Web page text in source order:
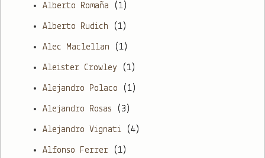
Alberto Romaña (1)
Alberto Rudich (1)
Alec Maclellan (1)
Aleister Crowley (1)
Alejandro Polaco (1)
Alejandro Rosas (3)
Alejandro Vignati (4)
Alfonso Ferrer (1)